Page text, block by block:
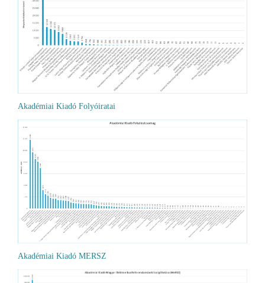
Akadémiai Kiadó Folyóiratai
Akadémiai Kiadó MERSZ